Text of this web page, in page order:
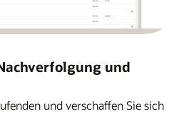
und
und verschaffen Sie sich